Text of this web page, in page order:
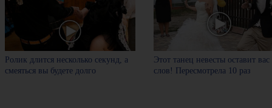
Ролик длится несколько секунд, а
смеяться вы будете долго
Этот танец невесты оставит вас
слов! Пересмотрела 10 раз